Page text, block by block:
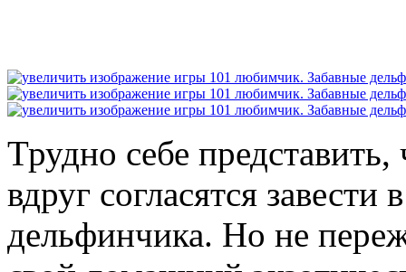
Трудно себе
вдруг согласятся завести
дельфинчика. Но не